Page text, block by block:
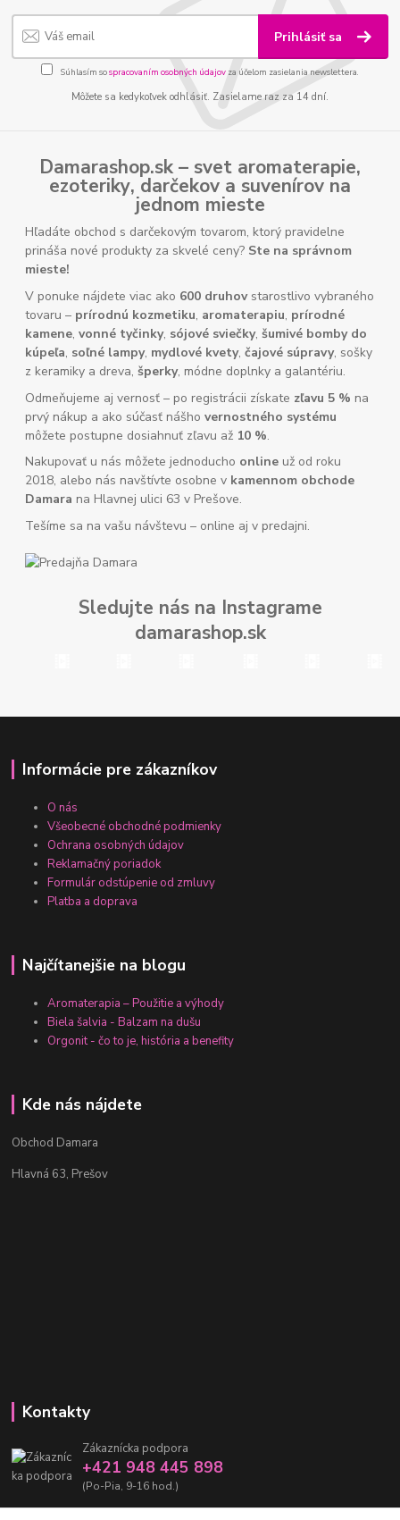
Prihlásiť sa
Súhlasím sospracovaním osobných údajov za účelom zasielania newslettera.
Môžete sa kedykoľvek odhlásiť. Zasielame raz za 14 dní.
Damarashop.sk – svet aromaterapie,
ezoteriky, darčekov a suvenírov na
jednom mieste
Hľadáte obchod s darčekovým tovarom, ktorý pravidelne
prináša nové produkty za skvelé ceny? Ste na správnom
mieste!
V ponuke nájdete viac ako 600 druhovstarostlivo vybraného
tovaru – prírodnú kozmetiku, aromaterapiu, prírodné
kamene,vonné tyčinky, sójové sviečky,šumivé bomby do
kúpeľa, soľné lampy, mydlové kvety,čajové súpravy, sošky
z keramiky a dreva,šperky, módne doplnky a galantériu.
Odmeňujeme aj vernosť – po registrácii získate zľavu 5 % na
prvý nákup a ako súčasť nášhovernostného systému
môžete postupne dosiahnuť zľavu až 10 %.
Nakupovať u nás môžete jednoducho online už od roku
2018, alebo nás navštívte osobne v kamennom obchode
Damara na Hlavnej ulici 63 v Prešove.
Tešíme sa na vašu návštevu – online aj v predajni.
Sledujte nás na Instagrame
damarashop.sk
Informácie pre zákazníkov
O nás
Všeobecné obchodné podmienky
Ochrana osobných údajov
Reklamačný poriadok
Formulár odstúpenie od zmluvy
Platba a doprava
Najčítanejšie na blogu
Aromaterapia – Použitie a výhody
Biela šalvia - Balzam na dušu
Orgonit - čo to je, história a benefity
Kde nás nájdete
Obchod Damara
Hlavná 63, Prešov
Kontakty
Zákaznícka podpora
+421 948 445 898
(Po-Pia, 9-16 hod.)